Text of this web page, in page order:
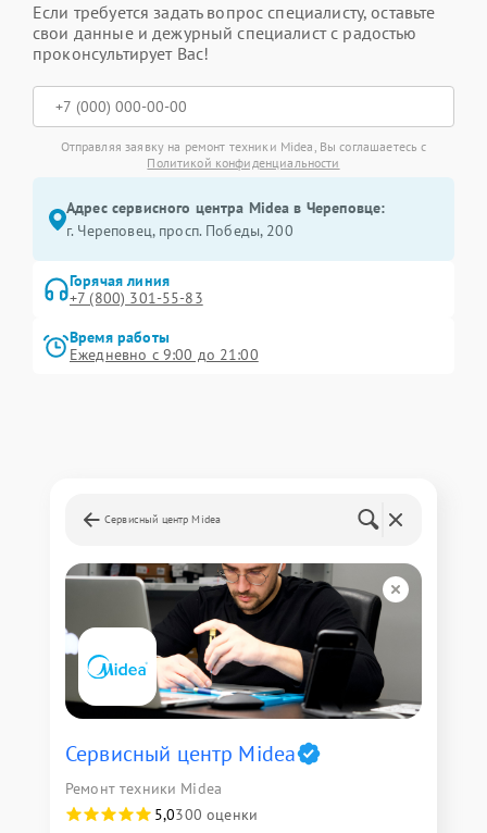
Если требуется задать вопрос специалисту, оставьте
свои данные и дежурный специалист с радостью
проконсультирует Вас!
Отправляя заявку на ремонт техники Midea, Вы соглашаетесь с
Политикой конфиденциальности
Адрес сервисного центра Midea в Череповце:
г. Череповец, просп. Победы, 200
Горячая линия
+7 (800) 301-55-83
Время работы
Ежедневно с 9:00 до 21:00
Сервисный центр Midea
Сервисный центр Midea
Ремонт техники Midea
5,0300 оценки